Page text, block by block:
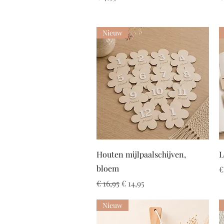
Snel overzicht
Nieuw
Houten mijlpaalschijven,
bloem
Normale prijs
€ 16,95Verkoopprijs
€ 14,95
Nieuw